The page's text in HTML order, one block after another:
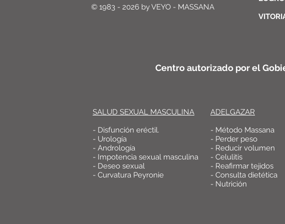
© 1983 - 2026 by VEYO - MASSANA
C/
Centro autorizado por el
SALUD SEXUAL MASCULINA
- Disfunción eréctil.
- Urología
- Andrología
- Impotencia sexual masculina
- Deseo sexual
- Curvatura Peyronie
ADELGAZAR
- Método Massana
- Perder peso
- Reducir volumen
- Celulitis
- Reafirmar tejidos
- Consulta dietética
- Nutrición